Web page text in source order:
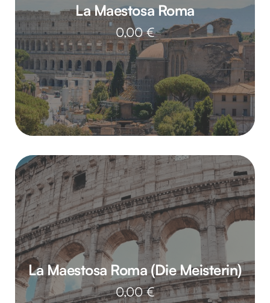
La Maestosa Roma
0,00€
La Maestosa Roma (Die Meisterin)
0,00€